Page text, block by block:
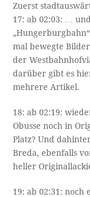
Zuerst
17: ab 02:03: …
mal bewegte
der
darüber gibt es
mehrere Artikel.
18: ab 02:19:
Obusse noch in
Platz? Und
Breda, ebenfalls
heller
19: ab 02:31: noch